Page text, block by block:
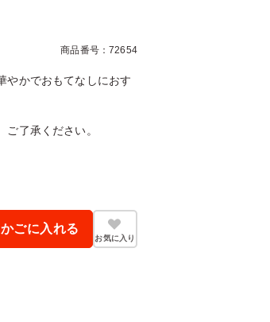
商品番号：72654
やかでおもてなしにおす
了承ください。
かごに入れる
お気に入り